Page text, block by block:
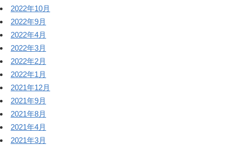
2022年10月
2022年9月
2022年4月
2022年3月
2022年2月
2022年1月
2021年12月
2021年9月
2021年8月
2021年4月
2021年3月